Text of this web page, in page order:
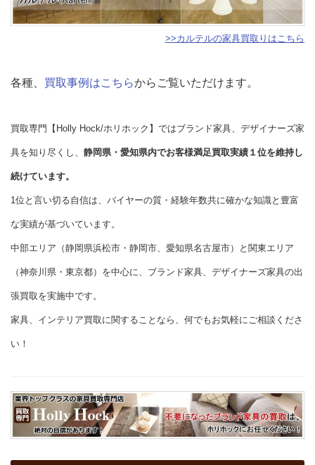
>>カルテルの家具買取りはこちら
各種、 買取事例はこちらからご覧いただけます。
買取専門【Holly Hock/ホリホック】ではブランド家具、デザイナーズ家
具を知り尽くし、 静岡県・愛知県内でお客様満足買取実績１位を維持し
続けています。
1位と言い切る自信は、バイヤーの質・経験年数共に確かな知識と豊富
な実績が基づいています。
中部エリア（静岡県浜松市・静岡市、愛知県名古屋市）と関東エリア
（神奈川県・東京都）を中心に、ブランド家具、デザイナーズ家具の出
張買取を実施中です。
家具、インテリア買取に関することなら、何でもお気軽にご相談くださ
い！